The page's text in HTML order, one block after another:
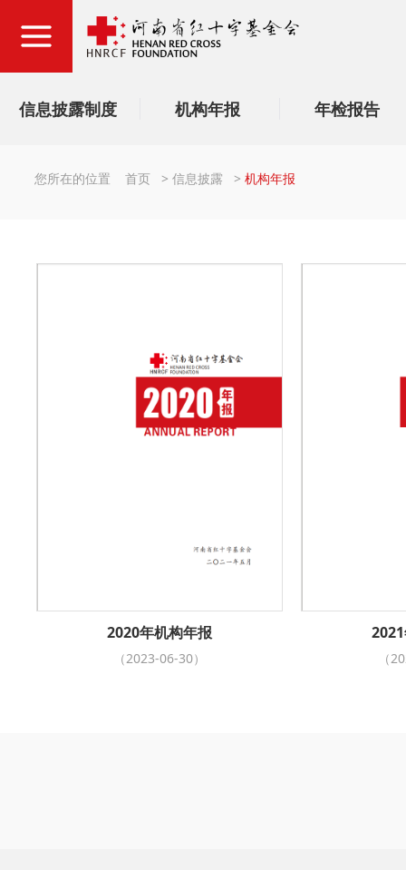
信息披露制度 机构年报 年检报告
您所在的位置 首页 > 信息披露 > 机构年报
2020年机构年报
（2023-06-30） （